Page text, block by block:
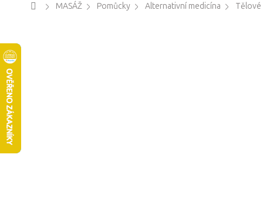
DomůMASÁŽ Pomůcky Alternativní medicína Tělové